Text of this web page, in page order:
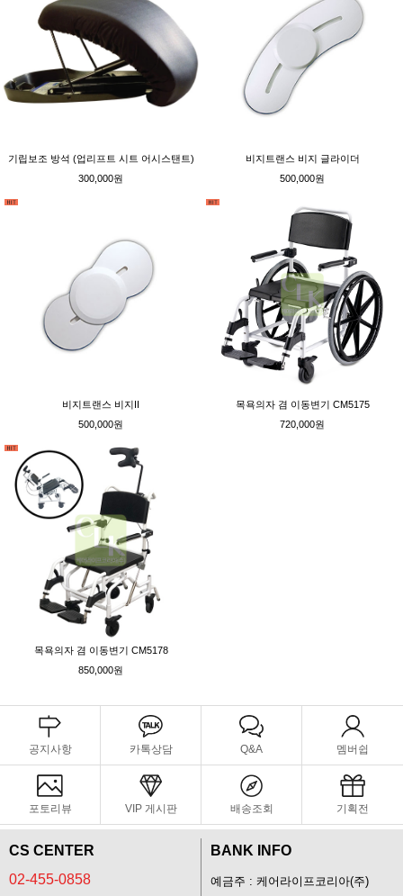
기립보조 방석 (업리프트 시트 어시스탠트)
300,000원
비지트랜스 비지 글라이더
500,000원
비지트랜스 비지II
500,000원
목욕의자 겸 이동변기 CM5175
720,000원
목욕의자 겸 이동변기 CM5178
850,000원
공지사항 카톡상담 Q&A 멤버쉽
포토리뷰 VIP 게시판 배송조회 기획전
CS CENTER
02-455-0858
BANK INFO
예금주 : 케어라이프코리아(주)